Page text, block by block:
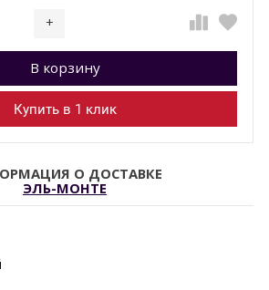
+
Добавляется...
В корзину
Добавлен
Купить в 1 клик
О ДОСТАВКЕ
ЭЛЬ-МОНТЕ